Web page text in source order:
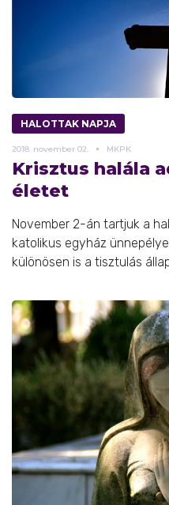
HALOTTAK NAPJA
2018. november 02. MKPK
Krisztus halála
életet
November 2-án tartjuk a
katolikus egyház
különösen is a tisztulás